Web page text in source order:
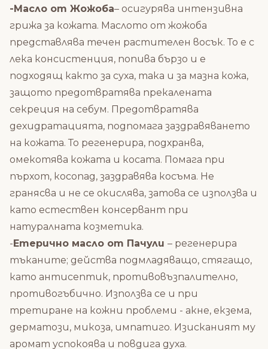
-Масло от Жожоба– осигурява интензивна
грижа за кожата. Маслото от жожоба
представлява течен растителен восък. То е с
лека консистенция, попива бързо и е
подходящ както за суха, така и за мазна кожа,
защото предотвратява прекалената
секреция на себум. Предотвратява
дехидратацията, подпомага заздравяването
на кожата. То регенерира, подхранва,
омекотява кожата и косата. Помага при
пърхот, косопад, заздравява косъма. Не
гранясва и не се окислява, затова се използва и
като естествен консервант при
натуралната козметика.
-Етерично масло от Пачули – регенерира
тъканите; действа подмладяващо, стягащо,
като антисептик, противовъзпалително,
противогъбично. Използва се и при
третиране на кожни проблеми - акне, екзема,
дерматози, микоза, импатиго. Изисканият му
аромат успокоява и повдига духа.